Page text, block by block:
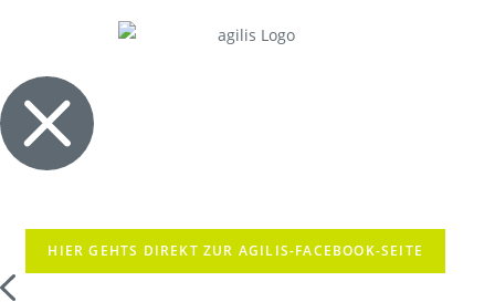
HIER GEHTS DIREKT ZUR AGILIS-FACEBOOK-SEITE